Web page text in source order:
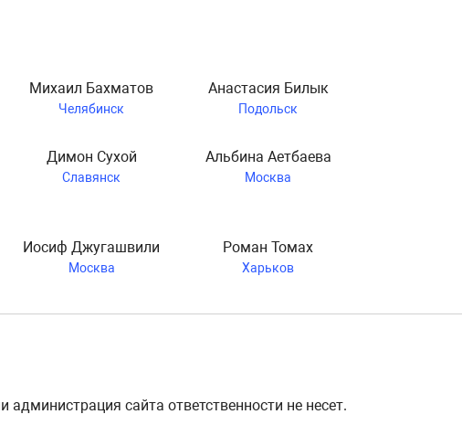
Михаил Бахматов
Челябинск
Анастасия Билык
Подольск
Димон Сухой
Славянск
Альбина Аетбаева
Москва
Иосиф Джугашвили
Москва
Роман Томах
Харьков
сайта ответственности не несет.